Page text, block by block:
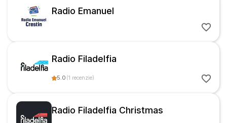
Radio Emanuel
Radio Filadelfia
5.0 (1 recenzie)
Radio Filadelfia Christmas